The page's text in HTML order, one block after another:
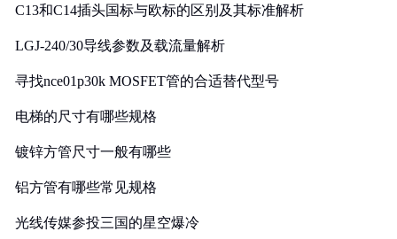
C13和C14插头国标与欧标的区别及其标准解析
LGJ-240/30导线参数及载流量解析
寻找nce01p30k MOSFET管的合适替代型号
电梯的尺寸有哪些规格
镀锌方管尺寸一般有哪些
铝方管有哪些常见规格
光线传媒参投三国的星空爆冷